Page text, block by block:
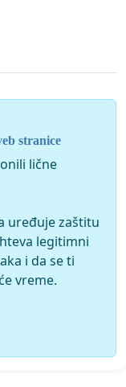
stranice
lične
uređuje zaštitu
legitimni
i da se ti
vreme.